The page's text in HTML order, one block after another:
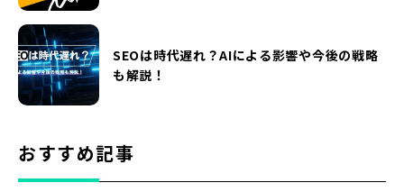
SEOは時代遅れ？AIによる影響や今後の戦略
も解説！
おすすめ記事